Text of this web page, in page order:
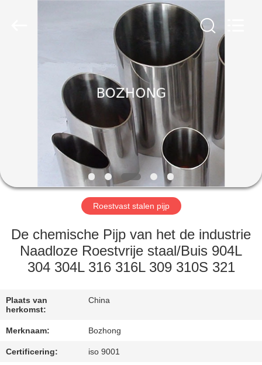
PRODUCTEN
ONGEVEER
FABRIEKSREIS
KWALITEITSCONTROLE
CONTACTEER
EEN
Roestvast stalen pijp
De chemische Pijp van het de industrie
Naadloze Roestvrije staal/Buis 904L
304 304L 316 316L 309 310S 321
Plaats van
herkomst:
China
Merknaam: Bozhong
Certificering: iso 9001